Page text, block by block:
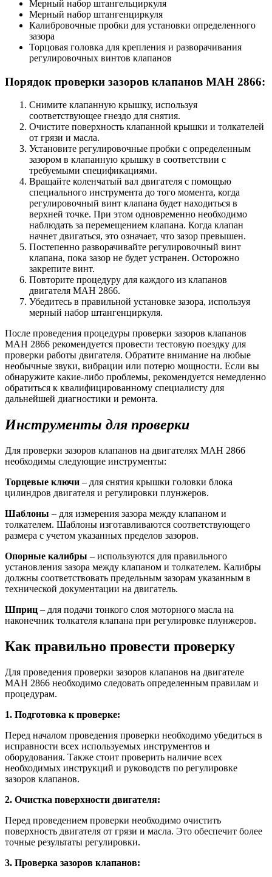
Мерный набор штангельциркуля
Мерный набор штангенциркуля
Калибровочные пробки для установки определенного
зазора
Торцовая головка для крепления и разворачивания
регулировочных винтов клапанов
Порядок проверки зазоров клапанов МАН 2866:
Снимите клапанную крышку, используя
соответствующее гнездо для снятия.
Очистите поверхность клапанной крышки и толкателей
от грязи и масла.
Установите регулировочные пробки с определенным
зазором в клапанную крышку в соответствии с
требуемыми спецификациями.
Вращайте коленчатый вал двигателя с помощью
специального инструмента до того момента, когда
регулировочный винт клапана будет находиться в
верхней точке. При этом одновременно необходимо
наблюдать за перемещением клапана. Когда клапан
начнет двигаться, это означает, что зазор превышен.
Постепенно разворачивайте регулировочный винт
клапана, пока зазор не будет устранен. Осторожно
закрепите винт.
Повторите процедуру для каждого из клапанов
двигателя МАН 2866.
Убедитесь в правильной установке зазора, используя
мерный набор штангенциркуля.
После проведения процедуры проверки зазоров клапанов
МАН 2866 рекомендуется провести тестовую поездку для
проверки работы двигателя. Обратите внимание на любые
необычные звуки, вибрации или потерю мощности. Если вы
обнаружите какие-либо проблемы, рекомендуется немедленно
обратиться к квалифицированному специалисту для
дальнейшей диагностики и ремонта.
Инструменты для проверки
Для проверки зазоров клапанов на двигателях МАН 2866
необходимы следующие инструменты:
Торцевые ключи – для снятия крышки головки блока
цилиндров двигателя и регулировки плунжеров.
Шаблоны – для измерения зазора между клапаном и
толкателем. Шаблоны изготавливаются соответствующего
размера с учетом указанных пределов зазоров.
Опорные калибры – используются для правильного
установления зазора между клапаном и толкателем. Калибры
должны соответствовать предельным зазорам указанным в
технической документации на двигатель.
Шприц – для подачи тонкого слоя моторного масла на
наконечник толкателя клапана при регулировке плунжеров.
Как правильно провести проверку
Для проведения проверки зазоров клапанов на двигателе
МАН 2866 необходимо следовать определенным правилам и
процедурам.
1. Подготовка к проверке:
Перед началом проведения проверки необходимо убедиться в
исправности всех используемых инструментов и
оборудования. Также стоит проверить наличие всех
необходимых инструкций и руководств по регулировке
зазоров клапанов.
2. Очистка поверхности двигателя:
Перед проведением проверки необходимо очистить
поверхность двигателя от грязи и масла. Это обеспечит более
точные результаты регулировки.
3. Проверка зазоров клапанов: